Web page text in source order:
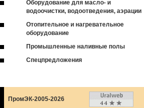
Оборудование для масло- и
водоочистки, водоотведения, аэрации
Отопительное и нагревательное
оборудование
Промышленные наливные полы
Спецпредложения
ПромЭК-2005-2026